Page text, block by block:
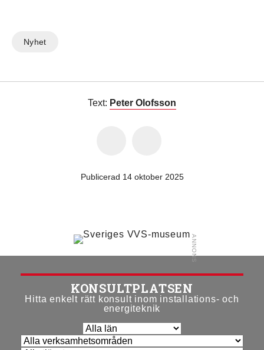
Nyhet
Text: Peter Olofsson
Publicerad 14 oktober 2025
KONSULTPLATSEN
Hitta enkelt rätt konsult inom installations- och
energiteknik